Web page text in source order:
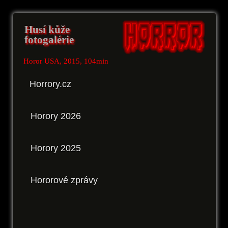
Husí kůže
fotogalérie
Horor USA, 2015, 104min
Horrory.cz
Horory 2026
Horory 2025
Hororové zprávy